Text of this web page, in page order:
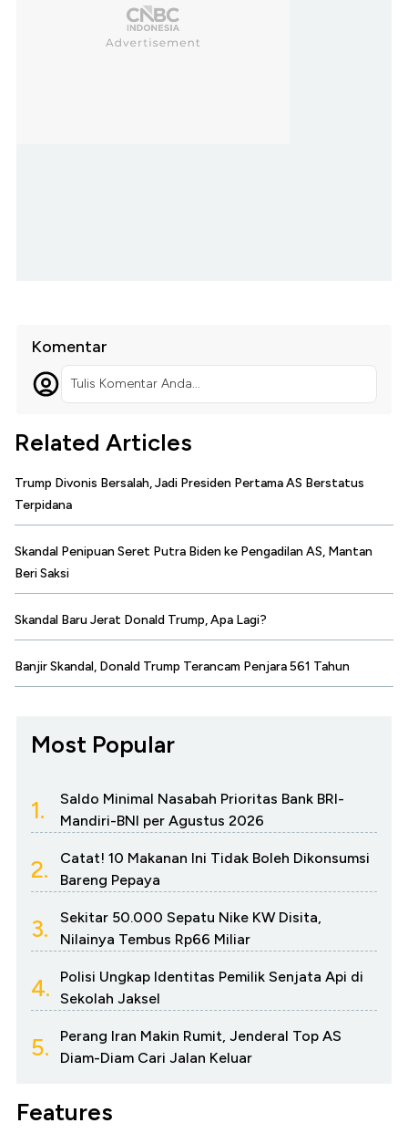
Komentar
Tulis Komentar Anda...
Related Articles
Trump Divonis Bersalah, Jadi Presiden Pertama AS Berstatus
Terpidana
Skandal Penipuan Seret Putra Biden ke Pengadilan AS, Mantan
Beri Saksi
Skandal Baru Jerat Donald Trump, Apa Lagi?
Banjir Skandal, Donald Trump Terancam Penjara 561 Tahun
Most Popular
1.
Saldo Minimal Nasabah Prioritas Bank BRI-
Mandiri-BNI per Agustus 2026
2.
Catat! 10 Makanan Ini Tidak Boleh Dikonsumsi
Bareng Pepaya
3.
Sekitar 50.000 Sepatu Nike KW Disita,
Nilainya Tembus Rp66 Miliar
4.
Polisi Ungkap Identitas Pemilik Senjata Api di
Sekolah Jaksel
5.
Perang Iran Makin Rumit, Jenderal Top AS
Diam-Diam Cari Jalan Keluar
Features